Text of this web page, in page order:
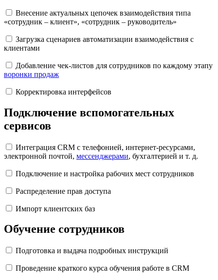
Внесение актуальных цепочек взаимодействия типа
«сотрудник – клиент», «сотрудник – руководитель»
Загрузка сценариев автоматизации взаимодействия с
клиентами
Добавление чек-листов для сотрудников по каждому этапу
воронки продаж
Корректировка интерфейсов
Подключение вспомогательных
сервисов
Интеграция CRM с телефонией, интернет-ресурсами,
электронной почтой, мессенджерами, бухгалтерией и т. д.
Подключение и настройка рабочих мест сотрудников
Распределение прав доступа
Импорт клиентских баз
Обучение сотрудников
Подготовка и выдача подробных инструкций
Проведение краткого курса обучения работе в CRM